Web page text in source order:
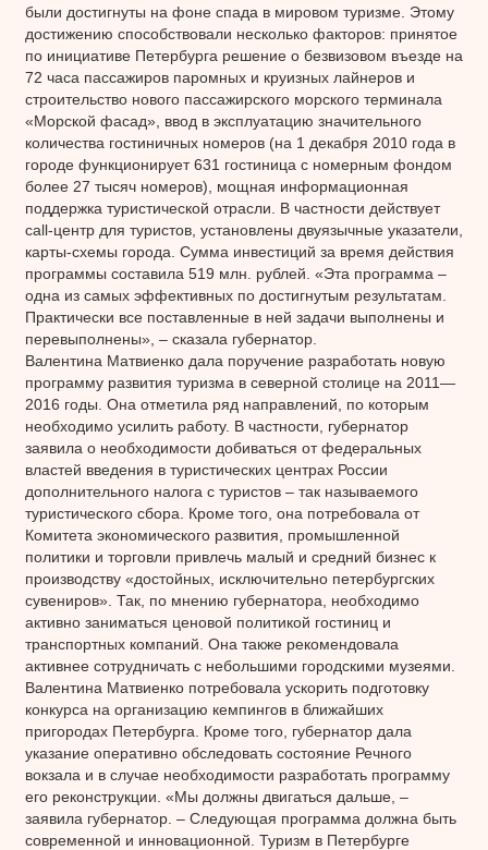
были достигнуты на фоне спада в мировом туризме. Этому
достижению способствовали несколько факторов: принятое
по инициативе Петербурга решение о безвизовом въезде на
72 часа пассажиров паромных и круизных лайнеров и
строительство нового пассажирского морского терминала
«Морской фасад», ввод в эксплуатацию значительного
количества гостиничных номеров (на 1 декабря 2010 года в
городе функционирует 631 гостиница с номерным фондом
более 27 тысяч номеров), мощная информационная
поддержка туристической отрасли. В частности действует
call-центр для туристов, установлены двуязычные указатели,
карты-схемы города. Сумма инвестиций за время действия
программы составила 519 млн. рублей. «Эта программа –
одна из самых эффективных по достигнутым результатам.
Практически все поставленные в ней задачи выполнены и
перевыполнены», – сказала губернатор.
Валентина Матвиенко дала поручение разработать новую
программу развития туризма в северной столице на 2011—
2016 годы. Она отметила ряд направлений, по которым
необходимо усилить работу. В частности, губернатор
заявила о необходимости добиваться от федеральных
властей введения в туристических центрах России
дополнительного налога с туристов – так называемого
туристического сбора. Кроме того, она потребовала от
Комитета экономического развития, промышленной
политики и торговли привлечь малый и средний бизнес к
производству «достойных, исключительно петербургских
сувениров». Так, по мнению губернатора, необходимо
активно заниматься ценовой политикой гостиниц и
транспортных компаний. Она также рекомендовала
активнее сотрудничать с небольшими городскими музеями.
Валентина Матвиенко потребовала ускорить подготовку
конкурса на организацию кемпингов в ближайших
пригородах Петербурга. Кроме того, губернатор дала
указание оперативно обследовать состояние Речного
вокзала и в случае необходимости разработать программу
его реконструкции. «Мы должны двигаться дальше, –
заявила губернатор. – Следующая программа должна быть
современной и инновационной. Туризм в Петербурге